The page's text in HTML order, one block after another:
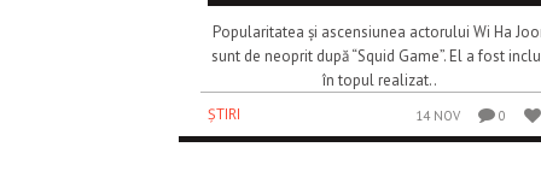
Popularitatea și ascensiunea actorului Wi Ha
sunt de neoprit după “Squid Game”. El a fost
în topul realizat..
ȘTIRI
14 NOV 0